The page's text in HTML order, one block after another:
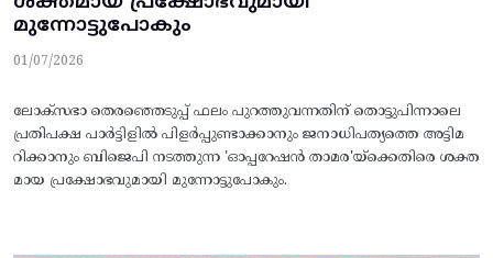
മുന്നോട്ടുപോകും
01/07/2026
ലോക്സഭാ തെരഞ്ഞെടുപ്പ് ഫലം പുറത്തുവന്നതിന് തൊട്ടുപിന്നാലെ
പ്രതിപക്ഷ പാർട്ടിളിൽ പിളർപ്പുണ്ടാക്കാനും ജനാധിപത്യത്തെ അട്ടിമ
റിക്കാനും ബിജെപി നടത്തുന്ന 'ഓപ്പറേഷൻ താമര'യ്ക്കെതിരെ ശക്ത
മായ പ്രക്ഷോഭവുമായി മുന്നോട്ടുപോകും.